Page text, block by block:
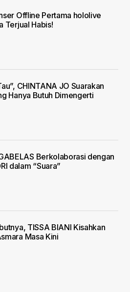
Offline Pertama hololive
Terjual Habis!
CHINTANA JO Suarakan
Hanya Butuh Dimengerti
Berkolaborasi dengan
dalam “Suara”
TISSA BIANI Kisahkan
Masa Kini